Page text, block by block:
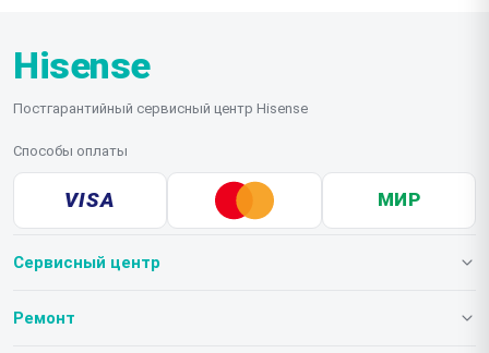
Hisense
Постгарантийный сервисный центр Hisense
Способы оплаты
VISA МИР
Сервисный центр
О нашем сервисе
Ремонт